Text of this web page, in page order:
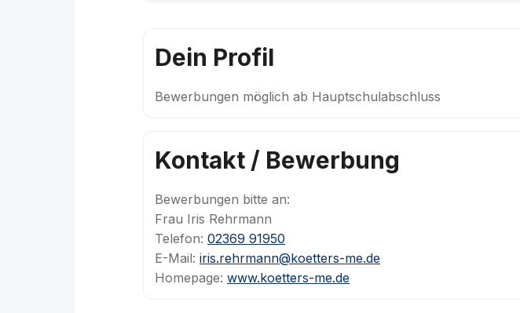
Dein Profil
Bewerbungen möglich ab Hauptschulabschluss
Kontakt / Bewerbung
Bewerbungen bitte an:
Frau Iris Rehrmann
Telefon: 02369 91950
E-Mail: iris.rehrmann@koetters-me.de
Homepage: www.koetters-me.de